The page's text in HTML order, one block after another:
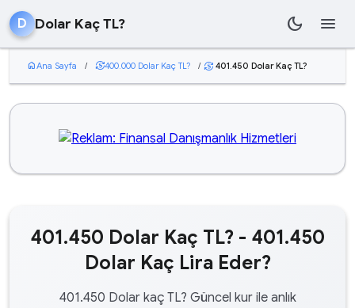
D Dolar Kaç TL? dark_mode menu
homeAna Sayfa / currency_exchange400.000 Dolar Kaç TL? / currency_exchange 401.450 Dolar Kaç TL?
401.450 Dolar Kaç TL? - 401.450
Dolar Kaç Lira Eder?
401.450 Dolar kaç TL? Güncel kur ile anlık